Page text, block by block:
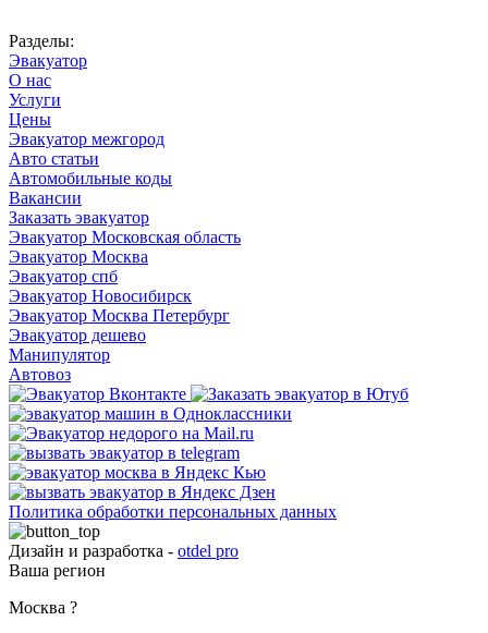
Разделы:
Эвакуатор
О нас
Услуги
Цены
Эвакуатор межгород
Авто статьи
Автомобильные коды
Вакансии
Заказать эвакуатор
Эвакуатор Московская область
Эвакуатор Москва
Эвакуатор спб
Эвакуатор Новосибирск
Эвакуатор Москва Петербург
Эвакуатор дешево
Манипулятор
Автовоз
Политика обработки персональных данных
Дизайн и разработка - otdel pro
Ваша регион
Москва ?